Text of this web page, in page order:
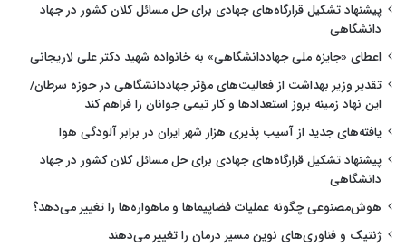
پیشنهاد تشکیل قرارگاه‌های جهادی برای حل مسائل کلان کشور در جهاد
دانشگاهی
اعطای «جایزه ملی جهاددانشگاهی» به خانواده شهید دکتر علی لاریجانی
تقدیر وزیر بهداشت از فعالیت‌های مؤثر جهاددانشگاهی در حوزه سرطان/
این نهاد زمینه بروز استعدادها و کار تیمی جوانان را فراهم کند
یافته‌های جدید از آسیب پذیری هزار شهر ایران در برابر آلودگی هوا
پیشنهاد تشکیل قرارگاه‌های جهادی برای حل مسائل کلان کشور در جهاد
دانشگاهی
هوش‌مصنوعی چگونه عملیات فضاپیماها و ماهواره‌ها را تغییر می‌دهد؟
ژنتیک و فناوری‌های نوین مسیر درمان را تغییر می‌دهند